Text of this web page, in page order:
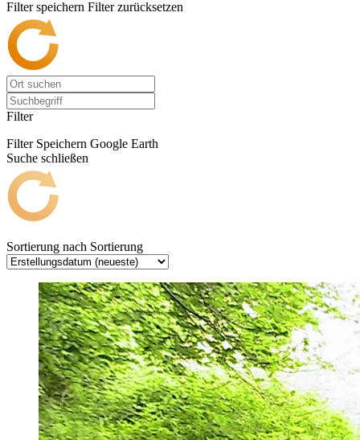
Filter speichern Filter zurücksetzen
Filter
Filter Speichern Google Earth
Suche schließen
Sortierung nach Sortierung